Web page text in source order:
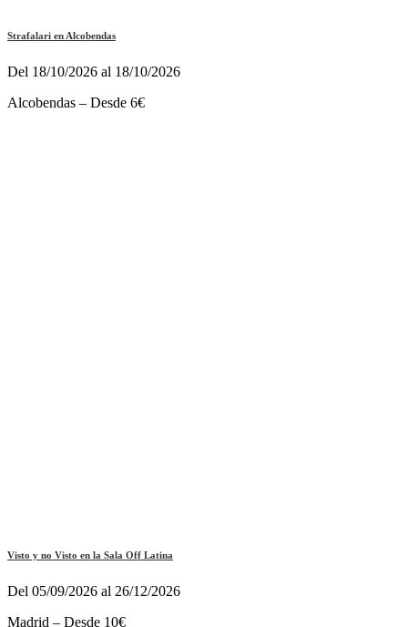
Strafalari en Alcobendas
Del 18/10/2026 al 18/10/2026
Alcobendas – Desde 6€
Visto y no Visto en la Sala Off Latina
Del 05/09/2026 al 26/12/2026
Madrid – Desde 10€